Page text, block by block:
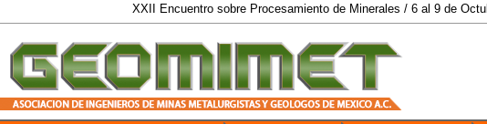
XXII Encuentro sobre Procesamiento de Minerales / 6 al 9 de Octubre de